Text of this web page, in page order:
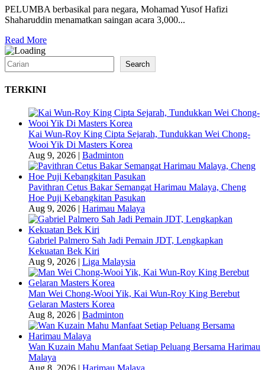
PELUMBA berbasikal para negara, Mohamad Yusof Hafizi
Shaharuddin menamatkan saingan acara 3,000...
Read More
Search Search
TERKINI
Kai Wun-Roy King Cipta Sejarah, Tundukkan Wei Chong-
Wooi Yik Di Masters Korea
Aug 9, 2026
Badminton
Pavithran Cetus Bakar Semangat Harimau Malaya, Cheng
Hoe Puji Kebangkitan Pasukan
Aug 9, 2026
Harimau Malaya
Gabriel Palmero Sah Jadi Pemain JDT, Lengkapkan
Kekuatan Bek Kiri
Aug 9, 2026
Liga Malaysia
Man Wei Chong-Wooi Yik, Kai Wun-Roy King Berebut
Gelaran Masters Korea
Aug 8, 2026
Badminton
Wan Kuzain Mahu Manfaat Setiap Peluang Bersama Harimau
Malaya